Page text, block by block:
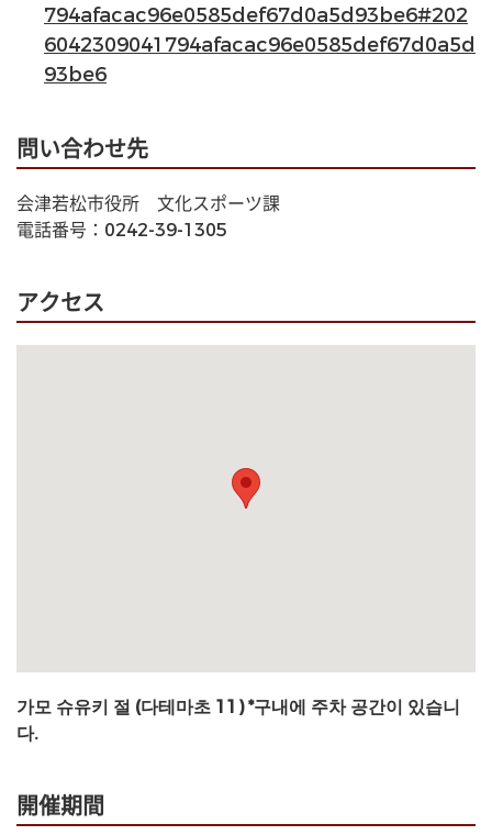
794afacac96e0585def67d0a5d93be6#202
6042309041794afacac96e0585def67d0a5d
93be6
問い合わせ先
会津若松市役所　文化スポーツ課
電話番号：0242-39-1305
アクセス
가모 슈유키 절 (다테마초 11) *구내에 주차 공간이 있습니
다.
開催期間